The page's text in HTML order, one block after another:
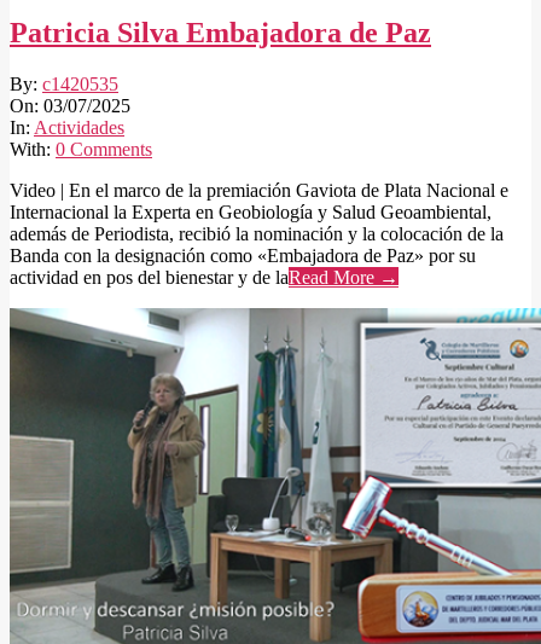
Patricia Silva Embajadora de Paz
2025-
07-
03
By: c1420535
On: 03/07/2025
In: Actividades
With: 0 Comments
Video | En el marco de la premiación Gaviota de Plata Nacional e
Internacional la Experta en Geobiología y Salud Geoambiental,
además de Periodista, recibió la nominación y la colocación de la
Banda con la designación como «Embajadora de Paz» por su
actividad en pos del bienestar y de laRead More →